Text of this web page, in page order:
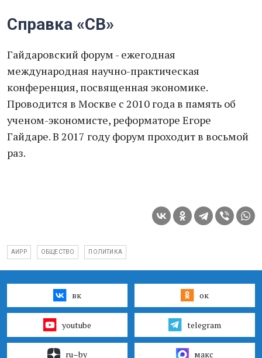
Справка «СВ»
Гайдаровский форум - ежегодная
международная научно-практическая
конференция, посвященная экономике.
Проводится в Москве с 2010 года в память об
ученом-экономисте, реформаторе Егоре
Гайдаре. В 2017 году форум проходит в восьмой
раз.
АИРР ОБЩЕСТВО ПОЛИТИКА
вк ок
youtube telegram
ru–by макс